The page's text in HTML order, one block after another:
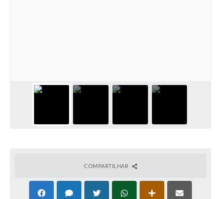
COMPARTILHAR